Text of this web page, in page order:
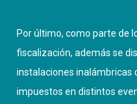
Por último, como parte de
fiscalización, además se
instalaciones inalámbricas
impuestos en distintos